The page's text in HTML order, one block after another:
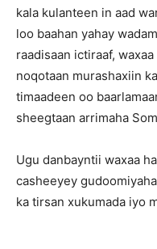
kala kulanteen in aad
loo baahan yahay
raadisaan ictiraaf,
noqotaan murashaxiin
timaadeen oo
sheegtaan arrimaha
Ugu danbayntii waxaa
casheeyey
ka tirsan xukumada iyo